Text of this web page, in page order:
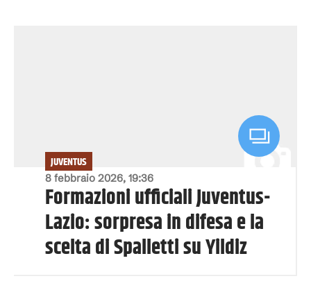
8 febbraio 2026, 19:36
JUVENTUS
Formazioni ufficiali Juventus-
Lazio: sorpresa in difesa e la
scelta di Spalletti su Yildiz